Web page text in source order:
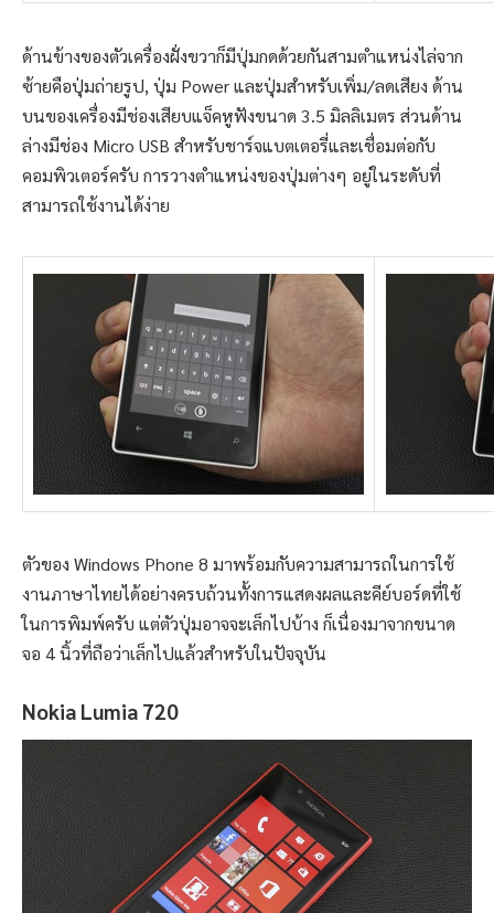
ด้านข้างของตัวเครื่องฝั่งขวาก็มีปุ่มกดด้วยกันสามตำแหน่งไล่จาก
ซ้ายคือปุ่มถ่ายรูป, ปุ่ม Power และปุ่มสำหรับเพิ่ม/ลดเสียง ด้าน
บนของเครื่องมีช่องเสียบแจ็คหูฟังขนาด 3.5 มิลลิเมตร ส่วนด้าน
ล่างมีช่อง Micro USB สำหรับชาร์จแบตเตอรี่และเชื่อมต่อกับ
คอมพิวเตอร์ครับ การวางตำแหน่งของปุ่มต่างๆ อยู่ในระดับที่
สามารถใช้งานได้ง่าย
ตัวของ Windows Phone 8 มาพร้อมกับความสามารถในการใช้
งานภาษาไทยได้อย่างครบถ้วนทั้งการแสดงผลและคีย์บอร์ดที่ใช้
ในการพิมพ์ครับ แต่ตัวปุ่มอาจจะเล็กไปบ้าง ก็เนื่องมาจากขนาด
จอ 4 นิ้วที่ถือว่าเล็กไปแล้วสำหรับในปัจจุบัน
Nokia Lumia 720